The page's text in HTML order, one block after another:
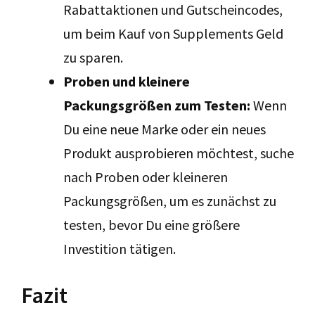
Rabattaktionen und Gutscheincodes,
um beim Kauf von Supplements Geld
zu sparen.
Proben und kleinere
Packungsgrößen zum Testen: Wenn
Du eine neue Marke oder ein neues
Produkt ausprobieren möchtest, suche
nach Proben oder kleineren
Packungsgrößen, um es zunächst zu
testen, bevor Du eine größere
Investition tätigen.
Fazit